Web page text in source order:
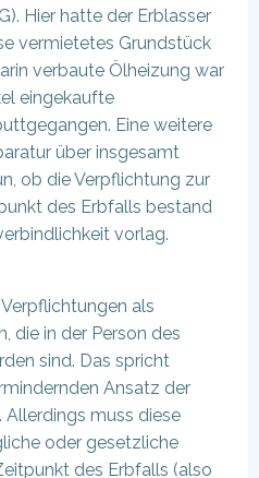
Hier hatte der Erblasser
vermietetes Grundstück
verbaute Ölheizung war
eingekaufte
Eine weitere
über insgesamt
ob die Verpflichtung zur
des Erbfalls bestand
vorlag.
als
die in der Person des
sind. Das spricht
Ansatz der
muss diese
oder gesetzliche
des Erbfalls (also